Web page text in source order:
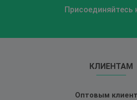
Присоединяйтесь
КЛИЕНТАМ
Оптовым